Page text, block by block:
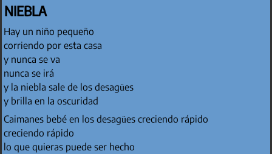
NIEBLA
Hay un niño pequeño
corriendo por esta casa
y nunca se va
nunca se irá
y la niebla sale de los desagües
y brilla en la oscuridad
Caimanes bebé en los desagües creciendo rápido
creciendo rápido
lo que quieras puede ser hecho